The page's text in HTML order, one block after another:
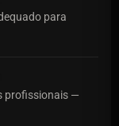
para
profissionais —